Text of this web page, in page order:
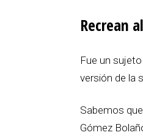
Recrean
Fue un
versión de la
Sabemos
Gómez